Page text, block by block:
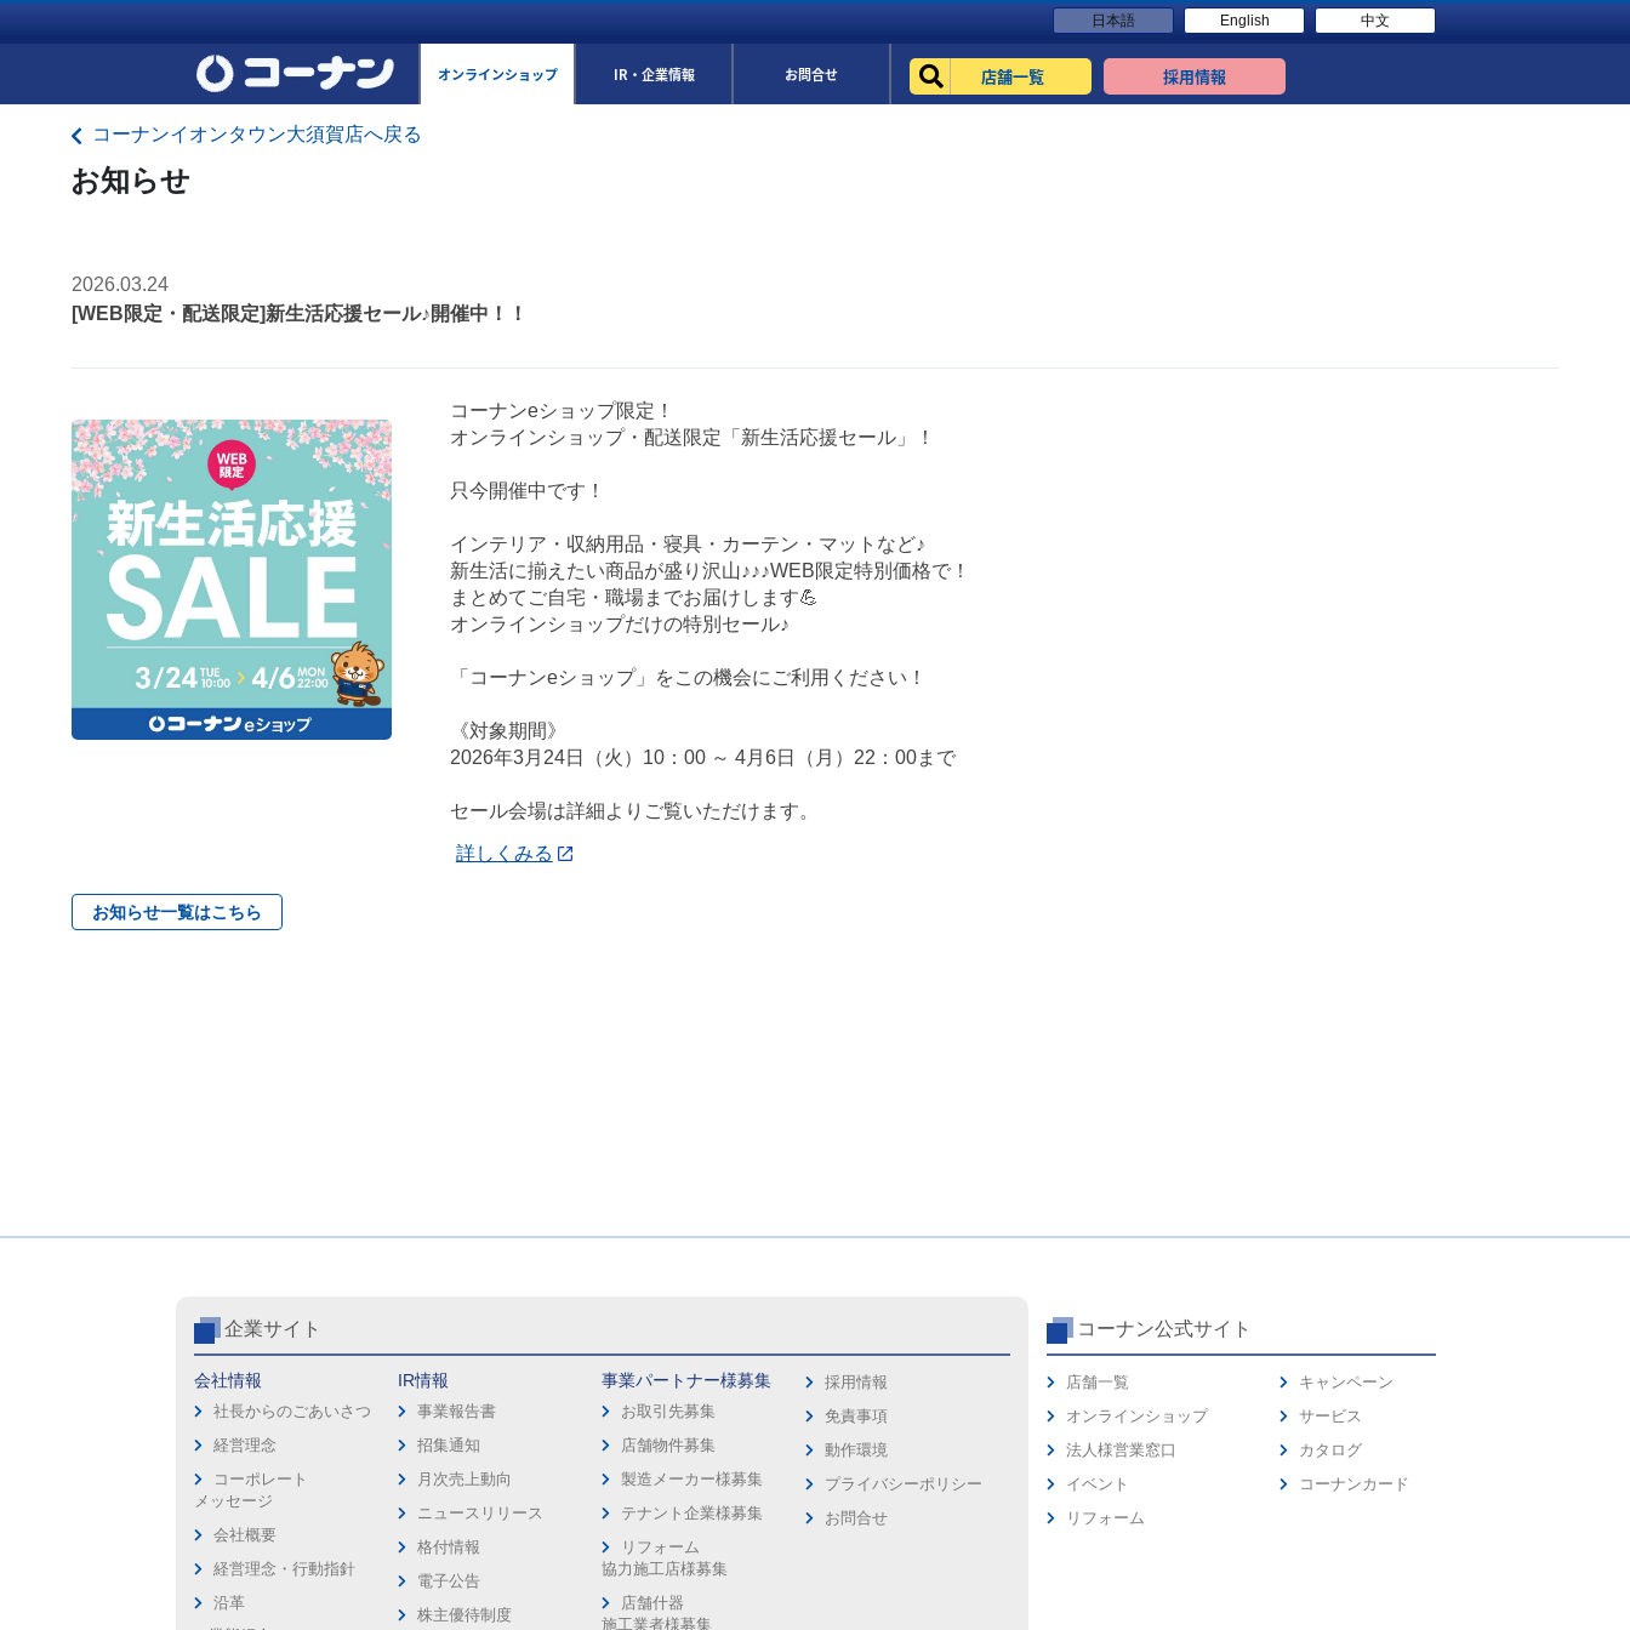
日本語 English 中文
オンラインショップ IR・企業情報 お問合せ 店舗一覧 採用情報
コーナンイオンタウン大須賀店へ戻る
お知らせ
2026.03.24
[WEB限定・配送限定]新生活応援セール♪開催中！！
コーナンeショップ限定！
オンラインショップ・配送限定「新生活応援セール」！
只今開催中です！
インテリア・収納用品・寝具・カーテン・マットなど♪
新生活に揃えたい商品が盛り沢山♪♪♪WEB限定特別価格で！
まとめてご自宅・職場までお届けします💪
オンラインショップだけの特別セール♪
「コーナンeショップ」をこの機会にご利用ください！
《対象期間》
2026年3月24日（火）10：00 ～ 4月6日（月）22：00まで
セール会場は詳細よりご覧いただけます。
詳しくみる
お知らせ一覧はこちら
企業サイト
会社情報
社長からのごあいさつ
経営理念
コーポレート
メッセージ
会社概要
経営理念・行動指針
沿革
IR情報
事業報告書
招集通知
月次売上動向
ニュースリリース
格付情報
電子公告
株主優待制度
事業パートナー様募集
お取引先募集
店舗物件募集
製造メーカー様募集
テナント企業様募集
リフォーム
協力施工店様募集
店舗什器
施工業者様募集
採用情報
免責事項
動作環境
プライバシーポリシー
お問合せ
コーナン公式サイト
店舗一覧
オンラインショップ
法人様営業窓口
イベント
リフォーム
キャンペーン
サービス
カタログ
コーナンカード